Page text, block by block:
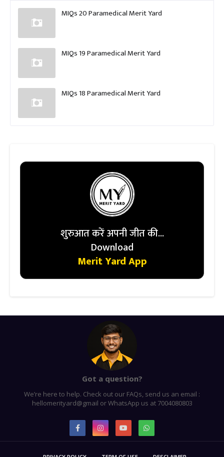
MIQs 20 Paramedical Merit Yard
MIQs 19 Paramedical Merit Yard
MIQs 18 Paramedical Merit Yard
शुरुआत करें अपनी जीत की...
Download
Merit Yard App
Got a question?
We’re here to help. Check out our FAQs, send us an email :
hellomerityard@gmail or WhatsApp us at 7004080803